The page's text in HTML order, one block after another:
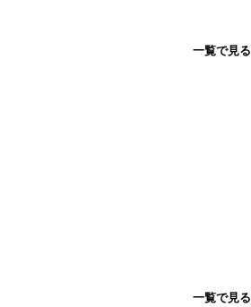
一覧で見る
一覧で見る